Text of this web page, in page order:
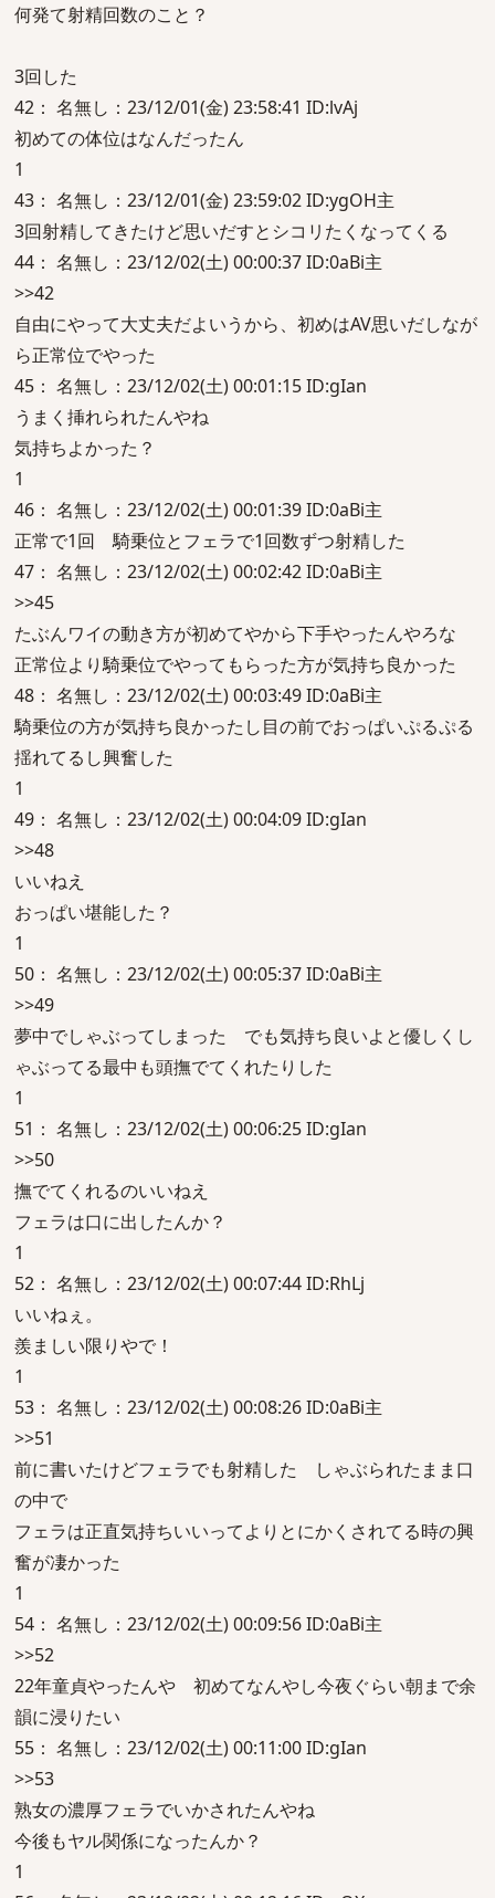
何発て射精回数のこと？
3回した
42： 名無し：23/12/01(金) 23:58:41 ID:lvAj
初めての体位はなんだったん
1
43： 名無し：23/12/01(金) 23:59:02 ID:ygOH主
3回射精してきたけど思いだすとシコリたくなってくる
44： 名無し：23/12/02(土) 00:00:37 ID:0aBi主
>>42
自由にやって大丈夫だよいうから、初めはAV思いだしなが
ら正常位でやった
45： 名無し：23/12/02(土) 00:01:15 ID:gIan
うまく挿れられたんやね
気持ちよかった？
1
46： 名無し：23/12/02(土) 00:01:39 ID:0aBi主
正常で1回 騎乗位とフェラで1回数ずつ射精した
47： 名無し：23/12/02(土) 00:02:42 ID:0aBi主
>>45
たぶんワイの動き方が初めてやから下手やったんやろな
正常位より騎乗位でやってもらった方が気持ち良かった
48： 名無し：23/12/02(土) 00:03:49 ID:0aBi主
騎乗位の方が気持ち良かったし目の前でおっぱいぷるぷる
揺れてるし興奮した
1
49： 名無し：23/12/02(土) 00:04:09 ID:gIan
>>48
いいねえ
おっぱい堪能した？
1
50： 名無し：23/12/02(土) 00:05:37 ID:0aBi主
>>49
夢中でしゃぶってしまった でも気持ち良いよと優しくし
ゃぶってる最中も頭撫でてくれたりした
1
51： 名無し：23/12/02(土) 00:06:25 ID:gIan
>>50
撫でてくれるのいいねえ
フェラは口に出したんか？
1
52： 名無し：23/12/02(土) 00:07:44 ID:RhLj
いいねぇ。
羨ましい限りやで！
1
53： 名無し：23/12/02(土) 00:08:26 ID:0aBi主
>>51
前に書いたけどフェラでも射精した しゃぶられたまま口
の中で
フェラは正直気持ちいいってよりとにかくされてる時の興
奮が凄かった
1
54： 名無し：23/12/02(土) 00:09:56 ID:0aBi主
>>52
22年童貞やったんや 初めてなんやし今夜ぐらい朝まで余
韻に浸りたい
55： 名無し：23/12/02(土) 00:11:00 ID:gIan
>>53
熟女の濃厚フェラでいかされたんやね
今後もヤル関係になったんか？
1